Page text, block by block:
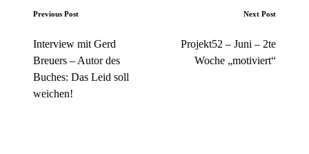
Post
navigation
Previous Post
Interview mit Gerd
Breuers – Autor des
Buches: Das Leid soll
weichen!
Next Post
Projekt52 – Juni – 2te
Woche „motiviert“